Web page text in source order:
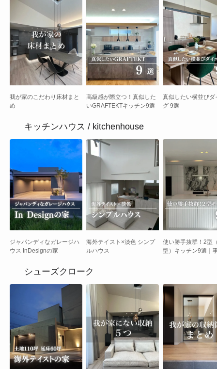
我が家のこだわり床材まと
め
高級感が際立つ！真似した
いGRAFTEKTキッチン9選
真似したい横並びダ
グ 9選
キッチンハウス / kitchenhouse
ジャパンディなガレージハ
ウス InDesignの家
海外テイスト×淡色 シンプ
ルハウス
使い勝手抜群！2型
型）キッチン9選｜
シューズクローク